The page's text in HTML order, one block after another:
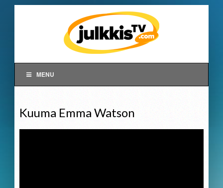
MENU
Kuuma Emma Watson